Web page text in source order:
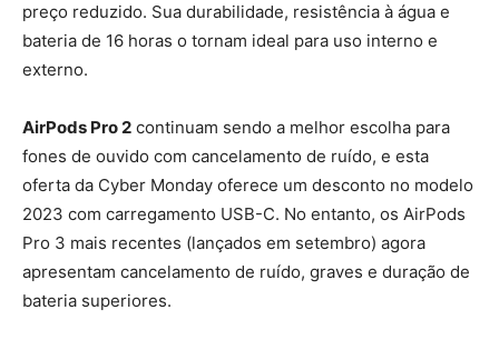
preço reduzido. Sua durabilidade, resistência à água e
bateria de 16 horas o tornam ideal para uso interno e
externo.
AirPods Pro 2 continuam sendo a melhor escolha para
fones de ouvido com cancelamento de ruído, e esta
oferta da Cyber ​​​​Monday oferece um desconto no modelo
2023 com carregamento USB-C. No entanto, os AirPods
Pro 3 mais recentes (lançados em setembro) agora
apresentam cancelamento de ruído, graves e duração de
bateria superiores.